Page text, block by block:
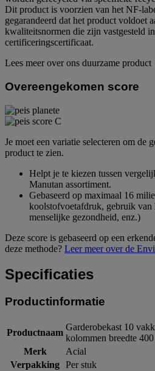
Dit product is voorzien van het NF-
gegarandeerd dat het product voldoet
kwaliteitsnormen die zijn vastgesteld
certificeringscertificaat.
Lees meer over ons duurzame product
Overeengekomen score
Je moet een variatie selecteren om de
product te zien.
Helpt je te kiezen tussen
Manutan assortiment.
Gebaseerd op maximaal 16
koolstofvoetafdruk, gebruik
menselijke gezondheid, enz.)
Deze score is gebaseerd op een
deze methode? Leer meer over de
Specificaties
Productinformatie
Productnaam
Garderobekast 10
kolommen breedte
Merk
Acial
Verpakking Per stuk